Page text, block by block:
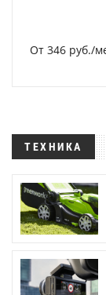
От 346 руб./
ТЕХНИКА